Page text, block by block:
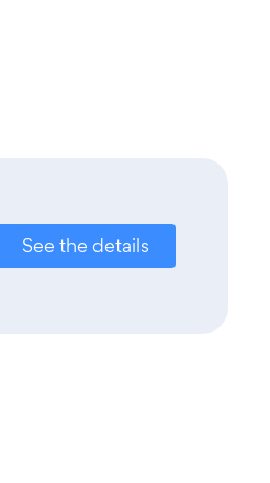
See the details